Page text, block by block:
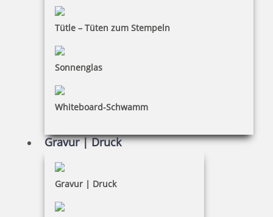
Tütle – Tüten zum Stempeln
Sonnenglas
Whiteboard-Schwamm
Gravur | Druck
Gravur | Druck
Bestellhinweise
INFORMATIONEN
Impressum
Widerruf
Barrierefreiheit
Vertrag widerrufen